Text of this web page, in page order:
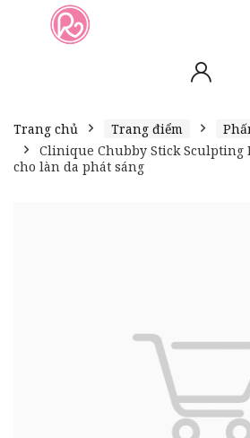
Trang chủ Trang điểm
Clinique Chubby Stick Sculpting
cho làn da phát sáng